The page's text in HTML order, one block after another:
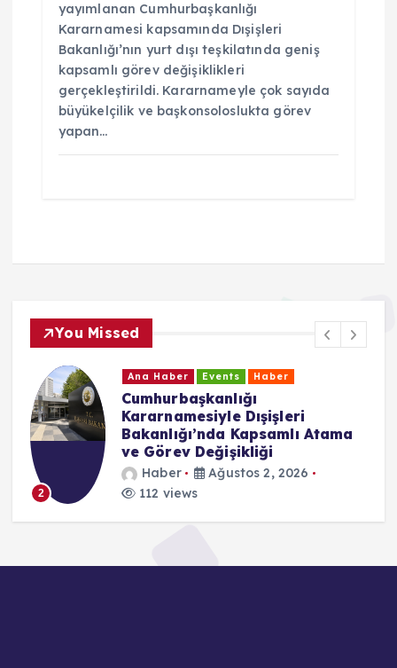
yayımlanan Cumhurbaşkanlığı
Kararnamesi kapsamında Dışişleri
Bakanlığı’nın yurt dışı teşkilatında geniş
kapsamlı görev değişiklikleri
gerçekleştirildi. Kararnameyle çok sayıda
büyükelçilik ve başkonsoloslukta görev
yapan…
You Missed
2
Ana Haber Events Haber
Cumhurbaşkanlığı
Kararnamesiyle Dışişleri
Bakanlığı’nda Kapsamlı Atama
ve Görev Değişikliği
Haber
Ağustos 2, 2026
112 views